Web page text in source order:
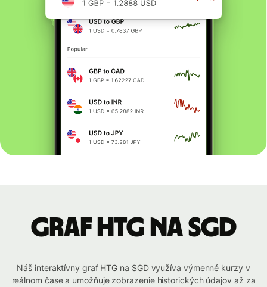
graf HTG na SGD
Náš interaktívny graf HTG na SGD využíva výmenné kurzy v
reálnom čase a umožňuje zobrazenie historických údajov až za